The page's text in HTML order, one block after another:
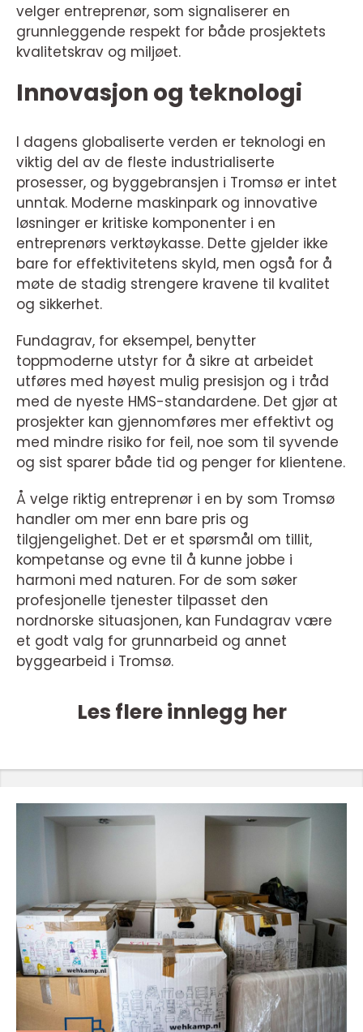
velger entreprenør, som signaliserer en
grunnleggende respekt for både prosjektets
kvalitetskrav og miljøet.
Innovasjon og teknologi
I dagens globaliserte verden er teknologi en
viktig del av de fleste industrialiserte
prosesser, og byggebransjen i Tromsø er intet
unntak. Moderne maskinpark og innovative
løsninger er kritiske komponenter i en
entreprenørs verktøykasse. Dette gjelder ikke
bare for effektivitetens skyld, men også for å
møte de stadig strengere kravene til kvalitet
og sikkerhet.
Fundagrav, for eksempel, benytter
toppmoderne utstyr for å sikre at arbeidet
utføres med høyest mulig presisjon og i tråd
med de nyeste HMS-standardene. Det gjør at
prosjekter kan gjennomføres mer effektivt og
med mindre risiko for feil, noe som til syvende
og sist sparer både tid og penger for klientene.
Å velge riktig entreprenør i en by som Tromsø
handler om mer enn bare pris og
tilgjengelighet. Det er et spørsmål om tillit,
kompetanse og evne til å kunne jobbe i
harmoni med naturen. For de som søker
profesjonelle tjenester tilpasset den
nordnorske situasjonen, kan Fundagrav være
et godt valg for grunnarbeid og annet
byggearbeid i Tromsø.
Les flere innlegg her